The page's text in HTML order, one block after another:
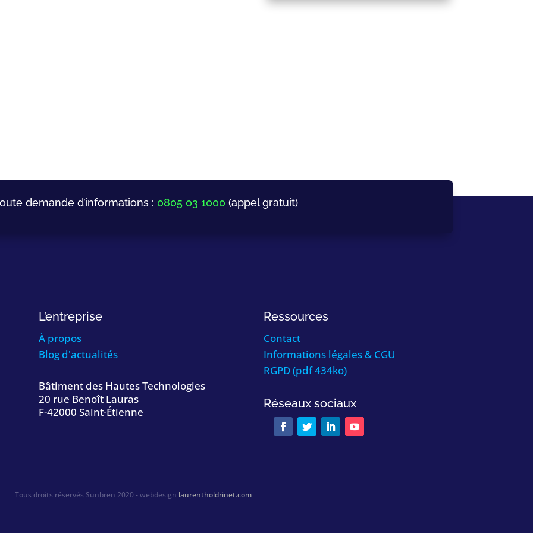
demande d’informations : 0805 03 1000 (appel gratuit)
L’entreprise
À propos
Blog d'actualités
Bâtiment des Hautes Technologies
20 rue Benoît Lauras
F-42000 Saint-Étienne
Ressources
Contact
Informations légales & CGU
RGPD (pdf 434ko)
Réseaux sociaux
Tous droits réservés Sunbren 2020 - webdesign laurentholdrinet.com